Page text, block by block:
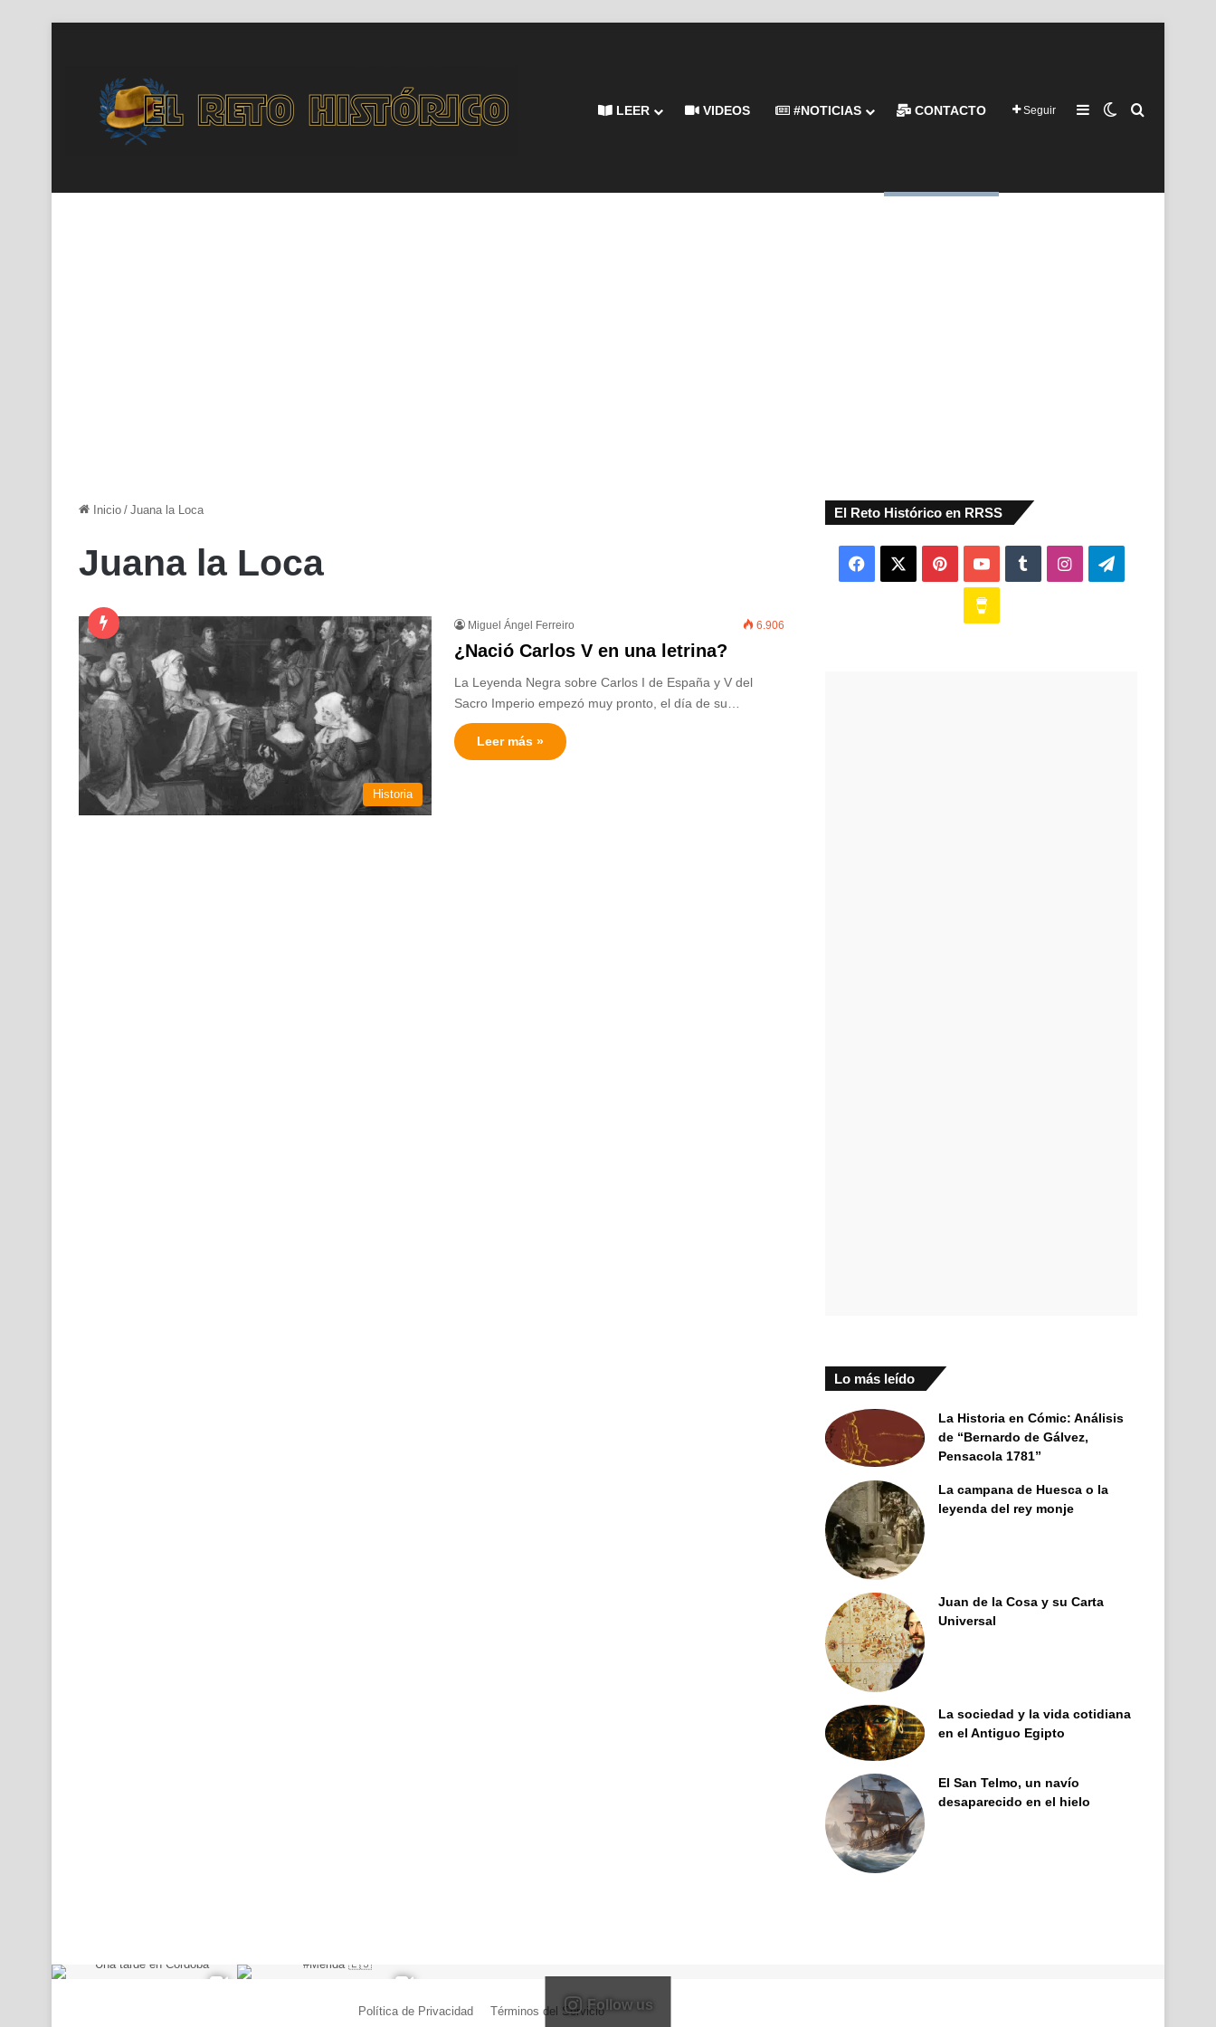
LEER VIDEOS #NOTICIAS CONTACTO Seguir Barra lateral
Switch skin
Inicio / Juana la Loca
Juana la Loca
Historia
Miguel Ángel Ferreiro 6.906
¿Nació Carlos V en una letrina?
La Leyenda Negra sobre Carlos I de España y V del
Sacro Imperio empezó muy pronto, el día de su…
Leer más »
El Reto Histórico en RRSS
Facebook PinterestYouTubeTumblrInstagramTelegram
Lo más leído
La Historia en Cómic: Análisis
de “Bernardo de Gálvez,
Pensacola 1781”
La campana de Huesca o la
leyenda del rey monje
Juan de la Cosa y su Carta
Universal
La sociedad y la vida cotidiana
en el Antiguo Egipto
El San Telmo, un navío
desaparecido en el hielo
Follow us
Política de Privacidad Términos del Servicio| Creado por Miguel Ángel Ferreiro